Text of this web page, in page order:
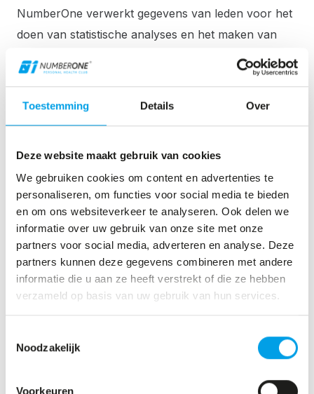
Toestemming Details Over
Deze website maakt gebruik van cookies
We gebruiken cookies om content en advertenties te
personaliseren, om functies voor social media te bieden
en om ons websiteverkeer te analyseren. Ook delen we
informatie over uw gebruik van onze site met onze
partners voor social media, adverteren en analyse. Deze
partners kunnen deze gegevens combineren met andere
informatie die u aan ze heeft verstrekt of die ze hebben
verzameld op basis van uw gebruik van hun services.
Noodzakelijk
Voorkeuren
NumberOne verwerkt gegevens van leden voor het
doen van statistische analyses en het maken van
managementrapportages. Op basis van die analyses
en rapportages worden beslissingen gemaakt,
gebruikt. Geaggregeerd wil zeggen dat de gegevens
geen informatie over individuele leden bevat, maar
enkel informatie over bepaalde groepen bevat zoals
gebaseerd op gebruik, leeftijd of nieuwe leden.
Contact met lid
Als je contact met ons opneemt of wij contact met je
dan worden jouw gegevens geregistreerd.